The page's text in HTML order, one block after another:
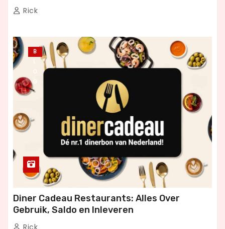
Rick
B
L
O
G
Diner Cadeau Restaurants: Alles Over
Gebruik, Saldo en Inleveren